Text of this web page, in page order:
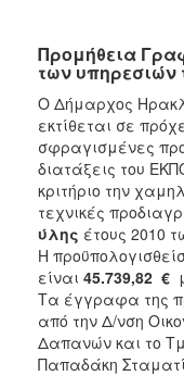
2022
2021
2020
2019
2018
2017
2016
2015
2013
Προμήθεια
των υπηρεσιών
Ο Δήμαρχος
εκτίθεται σε
σφραγισμένες
διατάξεις του
κριτήριο την
τεχνικές
ύλης έτους 2010
Η
είναι 45.739,82 €
Τα έγγραφα της
από την Δ/νση
Δαπανών και το
Παπαδάκη